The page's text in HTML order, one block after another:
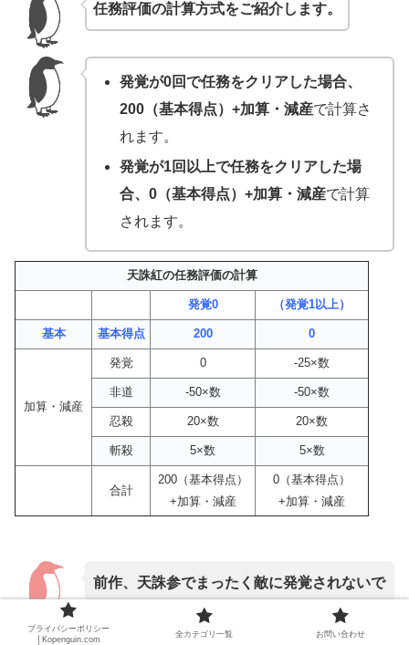
任務評価の計算方式をご紹介します。
発覚が0回で任務をクリアした場合、
200（基本得点）+加算・減産で計算さ
れます。
発覚が1回以上で任務をクリアした場
合、0（基本得点）+加算・減産で計算
されます。
天誅紅の任務評価の計算
発覚0 （発覚1以上）
基本 基本得点 200 0
加算・減産
発覚 0 -25×数
非道 -50×数 -50×数
忍殺 20×数 20×数
斬殺 5×数 5×数
合計
200（基本得点）
+加算・減産
0（基本得点）
+加算・減産
前作、天誅参でまったく敵に発覚されないで
任務をクリアすると最上級の評価（忍術皆
伝・始末屋）は獲得することができました
プライバシーポリシー
│Kopenguin.com
全カテゴリ一覧 お問い合わせ